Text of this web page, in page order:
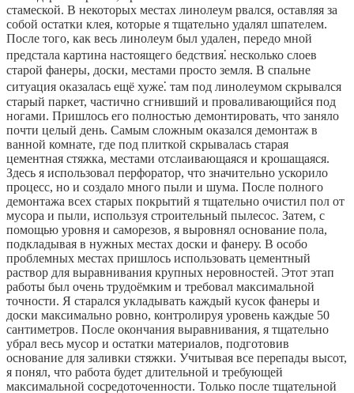
стамеской. В некоторых местах линолеум рвался, оставляя за
собой остатки клея, которые я тщательно удалял шпателем.
После того, как весь линолеум был удален, передо мной
предстала картина настоящего бедствия⁚ несколько слоев
старой фанеры, доски, местами просто земля. В спальне
ситуация оказалась ещё хуже⁚ там под линолеумом скрывался
старый паркет, частично сгнивший и проваливающийся под
ногами. Пришлось его полностью демонтировать, что заняло
почти целый день. Самым сложным оказался демонтаж в
ванной комнате, где под плиткой скрывалась старая
цементная стяжка, местами отслаивающаяся и крошащаяся.
Здесь я использовал перфоратор, что значительно ускорило
процесс, но и создало много пыли и шума. После полного
демонтажа всех старых покрытий я тщательно очистил пол от
мусора и пыли, используя строительный пылесос. Затем, с
помощью уровня и саморезов, я выровнял основание пола,
подкладывая в нужных местах доски и фанеру. В особо
проблемных местах пришлось использовать цементный
раствор для выравнивания крупных неровностей. Этот этап
работы был очень трудоёмким и требовал максимальной
точности. Я старался укладывать каждый кусок фанеры и
доски максимально ровно, контролируя уровень каждые 50
сантиметров. После окончания выравнивания, я тщательно
убрал весь мусор и остатки материалов, подготовив
основание для заливки стяжки. Учитывая все перепады высот,
я понял, что работа будет длительной и требующей
максимальной сосредоточенности. Только после тщательной